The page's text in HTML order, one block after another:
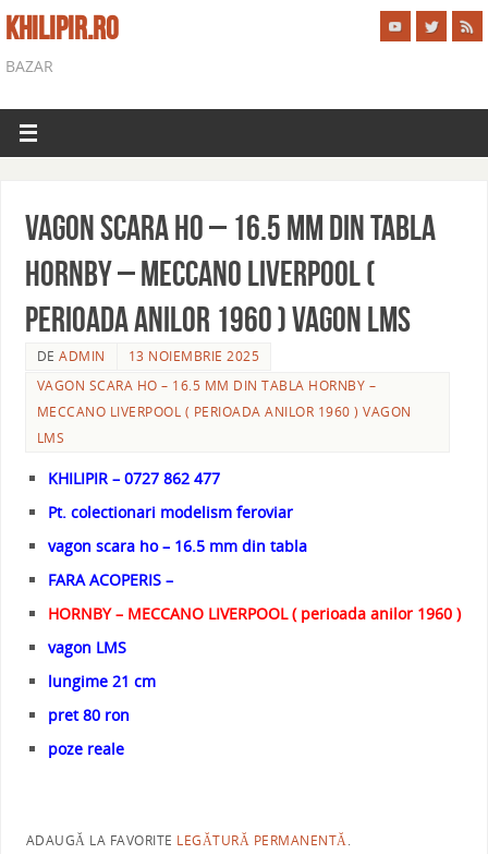
KHILIPIR.RO
BAZAR
Vagon scara ho – 16.5 mm din tabla
HORNBY – MECCANO LIVERPOOL (
perioada anilor 1960 ) vagon LMS
DEADMIN
13 NOIEMBRIE 2025
VAGON SCARA HO – 16.5 MM DIN TABLA HORNBY –
MECCANO LIVERPOOL ( PERIOADA ANILOR 1960 ) VAGON
LMS
KHILIPIR – 0727 862 477
Pt. colectionari modelism feroviar
vagon scara ho – 16.5 mm din tabla
FARA ACOPERIS –
HORNBY – MECCANO LIVERPOOL ( perioada anilor 1960 )
vagon LMS
lungime 21 cm
pret 80 ron
poze reale
ADAUGĂ LA FAVORITE LEGĂTURĂ PERMANENTĂ.